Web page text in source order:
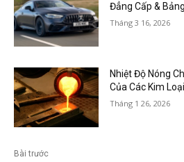
Đẳng Cấp &
Tháng 3 16, 2026
Nhiệt Độ Nóng
Của Các Kim Loại
Tháng 1 26, 2026
Bài trước